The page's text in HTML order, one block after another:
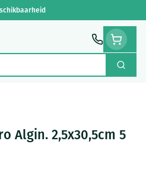
Zoek
Algin. 2,5x30,5cm 5